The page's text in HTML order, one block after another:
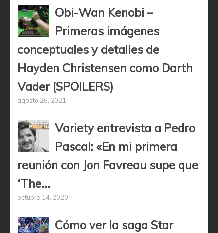
Obi-Wan Kenobi –
Primeras imágenes
conceptuales y detalles de
Hayden Christensen como Darth
Vader (SPOILERS)
agosto 26, 2021
Variety entrevista a Pedro
Pascal: «En mi primera
reunión con Jon Favreau supe que
‘The...
octubre 14, 2020
Cómo ver la saga Star